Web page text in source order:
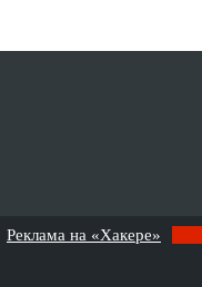
Реклама на «Хакере»